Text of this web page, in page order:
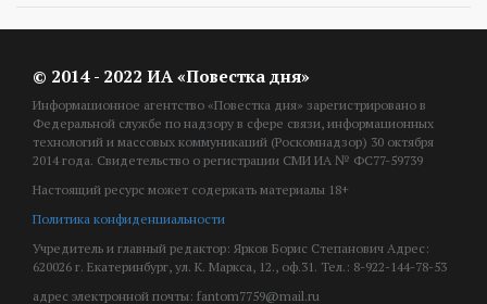
© 2014 - 2022 ИА «Повестка дня»
Информационное агентство «Повестка дня» зарегистрировано в
Федеральной службе по надзору в сфере связи, информационных
технологий и массовых коммуникаций (Роскомнадзор) 30 октября
2014 года. Свидетельство о регистрации СМИ ИА № ФС77-59739
Настоящий ресурс может содержать материалы 18+
Политика конфиденциальности
Учредитель и главный редактор: Ярков Борис Степанович Адрес:
620026 г. Екатеринбург, ул. К. Маркса, 12., оф.31. Тел.: 8-922-144-78-53
адрес электронной почты: fantom7759@mail.ru